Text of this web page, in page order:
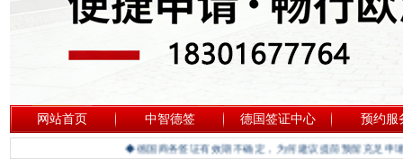
网站首页 中智德签 德国签证中心 预约服
◆德国商务签证有效期不确定，为何建议提前预留充足申请时